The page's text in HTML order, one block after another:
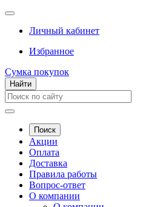
Личный кабинет
Избранное
Сумка покупок
Найти
Поиск
Акции
Оплата
Доставка
Правила работы
Вопрос-ответ
О компании